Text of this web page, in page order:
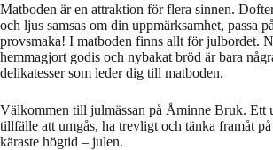
Matboden är en attraktion för flera sinnen.
och ljus samsas om din uppmärksamhet, passa
provsmaka! I matboden finns allt för julbordet.
hemmagjort godis och nybakat bröd är bara
delikatesser som leder dig till matboden.
Välkommen till julmässan på Åminne Bruk. Ett
tillfälle att umgås, ha trevligt och tänka framåt
käraste högtid – julen.